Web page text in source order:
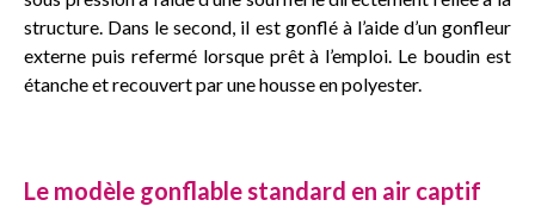
structure. Dans le second, il est gonflé à l’aide d’un gonfleur
externe puis refermé lorsque prêt à l’emploi. Le boudin est
étanche et recouvert par une housse en polyester.
Le modèle gonflable standard en air captif